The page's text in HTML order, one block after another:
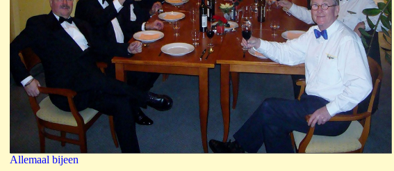
Allemaal bijeen